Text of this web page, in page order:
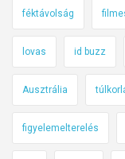
féktávolság
lovas id buzz
Ausztrália
figyelemelterelés